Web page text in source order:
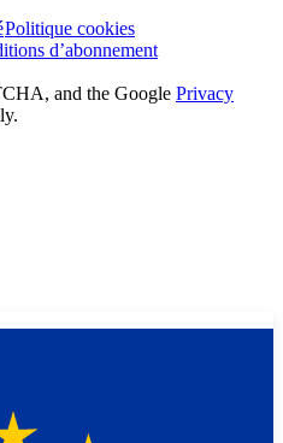
Politique cookies
d’abonnement
and the Google Privacy